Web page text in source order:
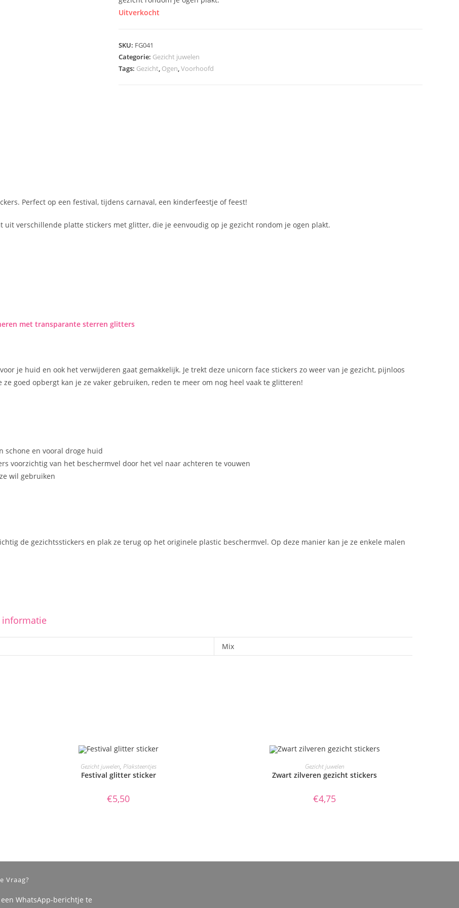
Uitverkocht
SKU: FG041
Categorie: Gezicht juwelen
Tags: Gezicht, Ogen,Voorhoofd
Perfect op een festival, tijdens carnaval, een kinderfeestje of feest!
uit verschillende platte stickers met glitter, die je eenvoudig op je gezicht rondom je ogen plakt.
met transparante sterren glitters
je huid en ook het verwijderen gaat gemakkelijk. Je trekt deze unicorn face stickers zo weer van je gezicht, pijnloos
ze goed opbergt kan je ze vaker gebruiken, reden te meer om nog heel vaak te glitteren!
schone en vooral droge huid
voorzichtig van het beschermvel door het vel naar achteren te vouwen
wil gebruiken
de gezichtsstickers en plak ze terug op het originele plastic beschermvel. Op deze manier kan je ze enkele malen
informatie
Mix
TOEVOEGEN AAN WINKELWAGEN
Gezicht juwelen, Plaksteentjes
Festival glitter sticker
€5,50
TOEVOEGEN AAN WINKELWAGEN
Gezicht juwelen
Zwart zilveren gezicht stickers
€4,75
Vraag?
WhatsApp-berichtje te